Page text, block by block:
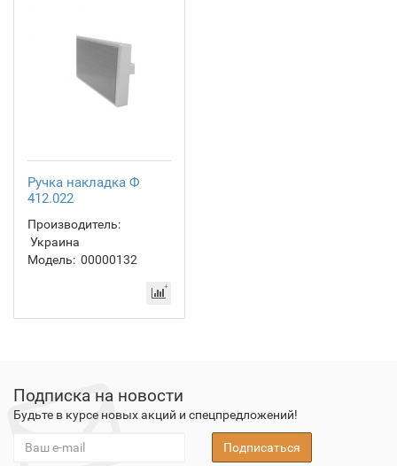
Ручка накладка Ф
412.022
Производитель:
Украина
Модель: 00000132
Подписка на новости
Будьте в курсе новых акций и спецпредложений!
Подписаться